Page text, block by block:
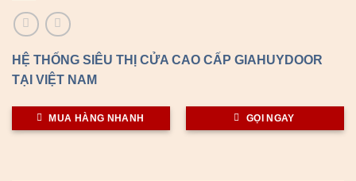
HỆ THỐNG SIÊU THỊ CỬA CAO CẤP GIAHUYDOOR
TẠI VIỆT NAM
MUA HÀNG NHANH GỌI NGAY